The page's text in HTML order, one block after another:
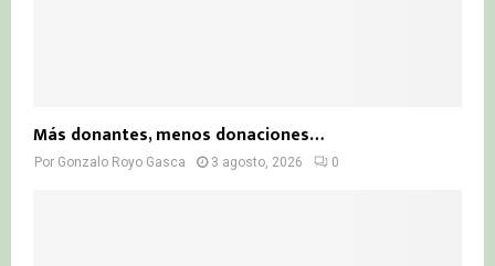
Más donantes, menos donaciones…
Por Gonzalo Royo Gasca 3 agosto, 2026 0